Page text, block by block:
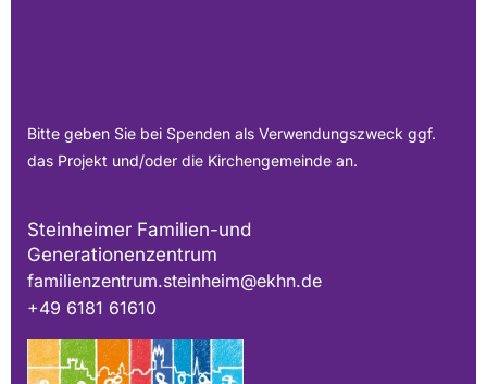
Bitte geben Sie bei Spenden als Verwendungszweck ggf.
das Projekt und/oder die Kirchengemeinde an.
Steinheimer Familien-und
Generationenzentrum
familienzentrum.steinheim@ekhn.de
+49 6181 61610